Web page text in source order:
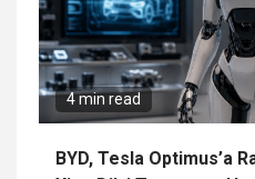
4 min read
BYD, Tesla Optimus’a